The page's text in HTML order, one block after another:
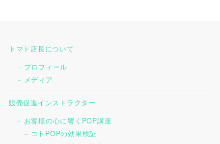
トマト店長について
プロフィール
メディア
販売促進インストラクター
お客様の心に響くPOP講座
コトPOPの効果検証